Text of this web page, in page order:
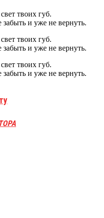
твоих губ.
и уже не вернуть.
твоих губ.
и уже не вернуть.
твоих губ.
и уже не вернуть.